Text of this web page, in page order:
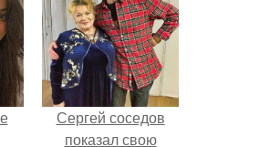
Сергей соседов
показал свою